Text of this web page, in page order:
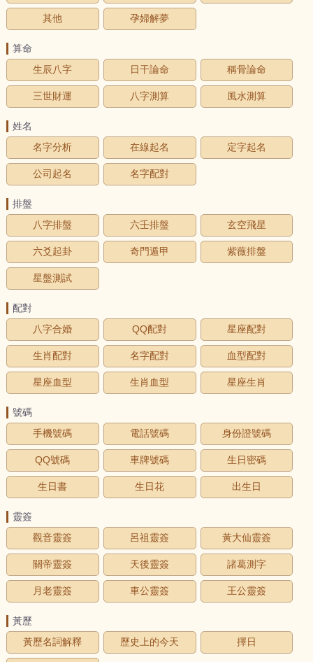
其他 孕婦解夢
算命
生辰八字
日干論命 稱骨論命
三世財運 八字測算 風水測算
姓名
名字分析
在線起名 定字起名
公司起名 名字配對
排盤
八字排盤
六壬排盤 玄空飛星
六爻起卦 奇門遁甲 紫薇排盤
星盤測試
配對
八字合婚
QQ配對 星座配對
生肖配對 名字配對 血型配對
星座血型 生肖血型 星座生肖
號碼
手機號碼
電話號碼 身份證號碼
QQ號碼 車牌號碼 生日密碼
生日書 生日花 出生日
靈簽
觀音靈簽
呂祖靈簽 黃大仙靈簽
關帝靈簽 天後靈簽 諸葛測字
月老靈簽 車公靈簽 王公靈簽
黃歷
黃歷名詞解釋
歷史上的今天 擇日